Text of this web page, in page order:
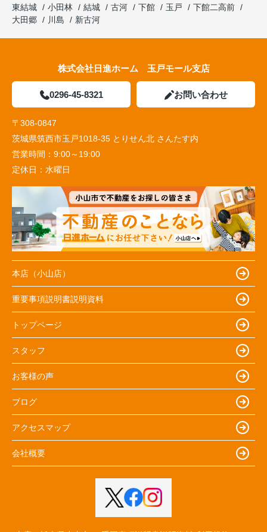
東結城
小田林 結城 古河 下館 玉戸
下館二高前
大田郷
川島 新古河
株式会社日進ホーム 玉戸モール支店
0296-45-8321 お問い合わせ
〒308-0847
茨城県筑西市玉戸1018-35 とりせん北 さんたす内
営業時間： 9:00～19:00
定休日： 水曜日
本店（小山店）
重要事項説明書説明資料
トップページ
スタッフ
お客様の声
ブログ
アクセスマップ
会社概要